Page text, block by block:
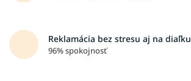
Reklamácia bez stresu aj na diaľku
96% spokojnosť